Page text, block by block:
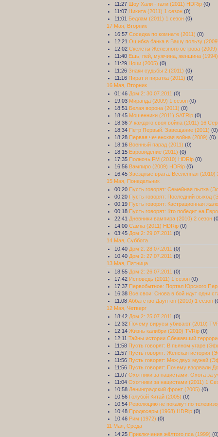
11:27 Шоу Хали - гали (2011) HDRip (0)
11:07 Никита (2011) 1 сезон (0)
11:01 Бедлам (2011) 1 сезон (0)
17 Мая, Вторник
16:57 Соседка по комнате (2011) (0)
12:21 Ошибка банка в Вашу пользу
12:02 Скелеты Железного острова (2009)
11:40 Ешь, пей, мужчина, женщина
11:29 Цоци (2005) (0)
11:26 Знаки судьбы 2 (2011) (0)
11:16 Пират и пиратка (2011) (0)
16 Мая, Вторник
01:46 Дом 2: 30.07.2011 (0)
19:03 Миранда (2009) 1 сезон (0)
18:51 Белая ворона (2011) (0)
18:45 Мошенники (2011) SATRip (0)
18:36 У каждого своя война (2011) 16
18:34 Петр Первый. Завещание (2011) (0)
18:28 Первая чеченская война (2009) (0)
18:16 Военный парад (2011) (0)
18:15 Евровидение (2011) (0)
17:35 Полночь FM (2010) HDRip (0)
16:56 Вампиро (2009) HDRip (0)
16:45 Звездные врата. Вселенная (2010)
15 Мая, Понедельник
00:20 Пусть говорят: Семейная пытка
00:20 Пусть говорят: Последний выход
00:19 Пусть говорят: Кастрационная
00:18 Пусть говорят: Кто победит на
22:41 Дневники вампира (2010) 2 сезон
14:00 Самка (2011) HDRip (0)
03:45 Дом 2: 29.07.2011 (0)
14 Мая, Суббота
10:40 Дом 2: 28.07.2011 (0)
10:40 Дом 2: 27.07.2011 (0)
13 Мая, Пятница
18:55 Дом 2: 26.07.2011 (0)
17:42 Исповедь (2011) 1 сезон (0)
17:37 Первобытное: Портал Юрского
16:38 Все свои: Снова в бой идут одни
11:08 Аббатство Даунтон (2010) 1 сезон
12 Мая, Четверг
18:42 Дом 2: 25.07.2011 (0)
12:32 Почему вирусы убивают (2010)
12:14 Жизнь калибри (2010) TVRip (0)
12:11 Тайны истории.Сбежавший
11:58 Пусть говорят: В пьяном угаре
11:57 Пусть говорят: Женская история
11:56 Пусть говорят: Меж двух мужей
11:56 Пусть говорят: Почему взорвали
11:07 Охотники за нацистами. Охота за
11:04 Охотники за нацистами (2011) 1
10:58 Ленинградский фронт (2005) (0)
10:56 Голубой Китай (2005) (0)
10:54 Революцию не покажут по
10:48 Продюсеры (1968) HDRip (0)
10:46 Рим (1972) (0)
11 Мая, Среда
14:25 Приключения жёлтого пса (1999)